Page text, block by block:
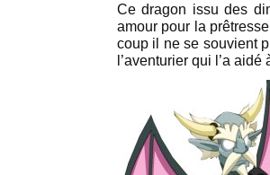
Ce dragon issu des
amour pour la prêtresse
coup il ne se souvient
l’aventurier qui l’a